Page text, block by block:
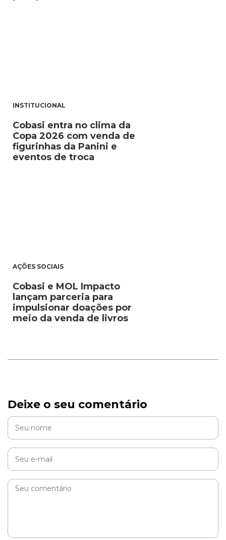
INSTITUCIONAL
Cobasi entra no clima da
Copa 2026 com venda de
figurinhas da Panini e
eventos de troca
AÇÕES SOCIAIS
Cobasi e MOL Impacto
lançam parceria para
impulsionar doações por
meio da venda de livros
Deixe o seu comentário